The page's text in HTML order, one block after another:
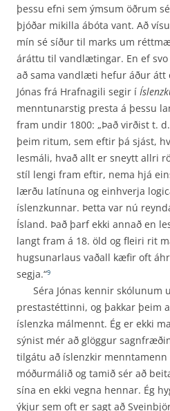
þessu efni sem ýmsum öðrum
þjóðar mikilla ábóta vant. Að
mín sé síður til marks um
áráttu til vandlætingar. En ef svo
að sama vandlæti hefur áður átt
Jónas frá Hrafnagili segir í
menntunarstig presta á þessu
fram undir 1800: „Það virðist t.
þeim ritum, sem eftir þá sjást,
lesmáli, hvað allt er sneytt allri
stíl lengi fram eftir, nema hjá
lærðu latínuna og einhverja
íslenzkunnar. Þetta var nú
Ísland. Það þarf ekki annað en
langt fram á 18. öld og fleiri rit
hugsunarlaus vaðall kæfir oft
segja.“9
Séra Jónas kennir skólunum
prestastéttinni, og þakkar þeim
íslenzka málmennt. Ég er ekki
sýnist mér að glöggur
tilgátu að íslenzkir
móðurmálið og tamið sér að
sína en ekki vegna hennar. Ég
ýkjur sem oft er sagt að